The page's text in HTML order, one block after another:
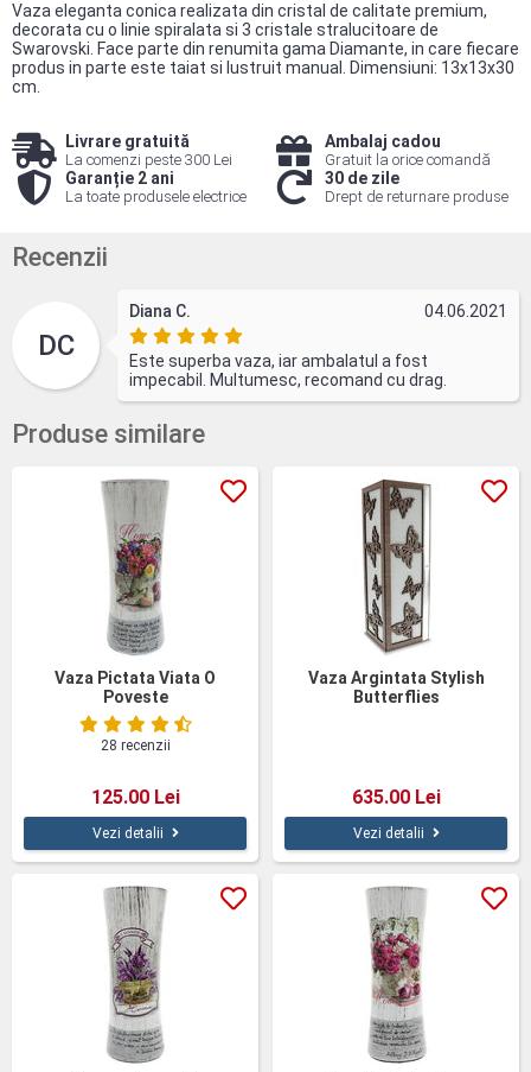
Vaza eleganta conica realizata din cristal de calitate premium,
decorata cu o linie spiralata si 3 cristale stralucitoare de
Swarovski. Face parte din renumita gama Diamante, in care fiecare
produs in parte este taiat si lustruit manual. Dimensiuni: 13x13x30
cm.
Livrare gratuită
La comenzi peste 300 Lei
Ambalaj cadou
Gratuit la orice comandă
Garanție 2 ani
La toate produsele electrice
30 de zile
Drept de returnare produse
Recenzii
DC
Diana C. 04.06.2021
Este superba vaza, iar ambalatul a fost
impecabil. Multumesc, recomand cu drag.
Produse similare
Vaza Pictata Viata O
Poveste
28 recenzii
125.00 Lei
Vezi detalii
Vaza Argintata Stylish
Butterflies
635.00 Lei
Vezi detalii